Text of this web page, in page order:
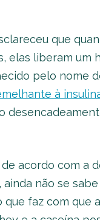
que
elas liberam um
pelo nome
à
acordo com a
não se sabe
que faz com que